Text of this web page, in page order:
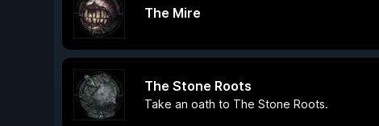
The Mire
The Stone Roots
Take an oath to The Stone Roots.